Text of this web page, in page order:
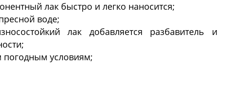
лак быстро и легко наносится;
воде;
лак добавляется разбавитель и
условиям;